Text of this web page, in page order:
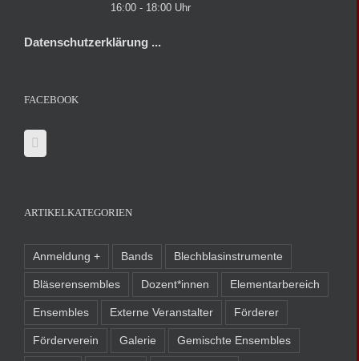
16:00 - 18:00 Uhr
Datenschutzerklärung ...
FACEBOOK
ARTIKELKATEGORIEN
Anmeldung + Bands Blechblasinstrumente
Bläserensembles Dozent*innen Elementarbereich
Ensembles Externe Veranstalter Förderer
Förderverein Galerie Gemischte Ensembles